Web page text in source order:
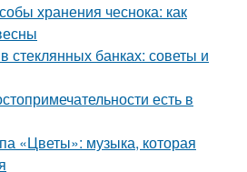
хранения чеснока: как
стеклянных банках: советы и
есть в
«Цветы»: музыка, которая